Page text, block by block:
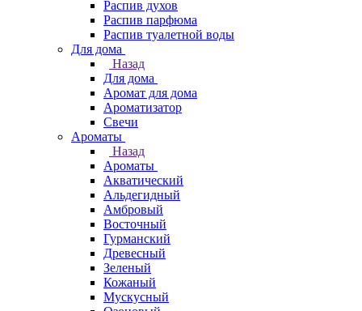
Распив духов
Распив парфюма
Распив туалетной воды
Для дома
Назад
Для дома
Аромат для дома
Ароматизатор
Свечи
Ароматы
Назад
Ароматы
Акватический
Альдегидный
Амбровый
Восточный
Гурманский
Древесный
Зеленый
Кожаный
Мускусный